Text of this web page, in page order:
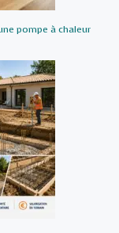
pompe à chaleur